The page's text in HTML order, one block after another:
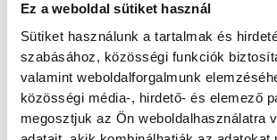
Ez a weboldal sütiket használ
Sütiket használunk a tartalmak és
szabásához, közösségi funkciók
valamint weboldalforgalmunk
közösségi média-, hirdető- és elemező
megosztjuk az Ön weboldalhasználatra
Az ünnepségen a